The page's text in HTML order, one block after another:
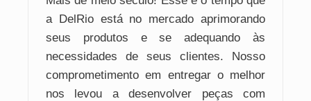
a DelRio está no mercado aprimorando
seus produtos e se adequando às
necessidades de seus clientes. Nosso
comprometimento em entregar o melhor
nos levou a desenvolver peças com